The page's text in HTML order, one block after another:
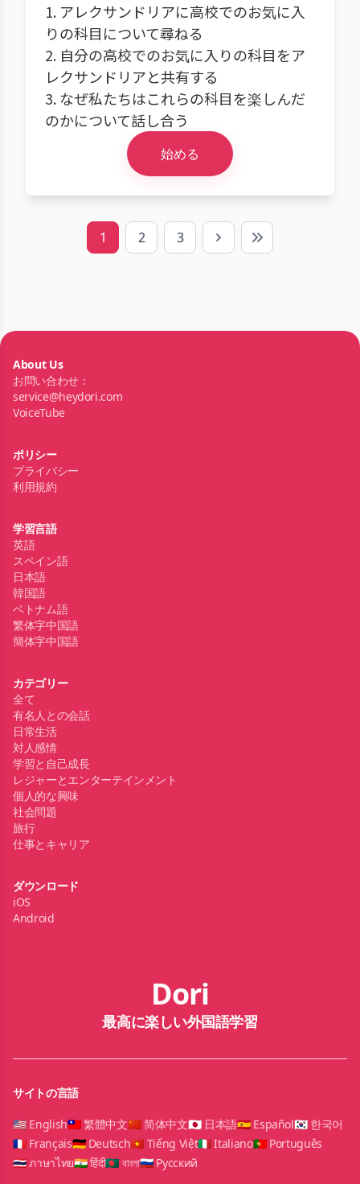
1. アレクサンドリアに高校でのお気に入
りの科目について尋ねる
2. 自分の高校でのお気に入りの科目をア
レクサンドリアと共有する
3. なぜ私たちはこれらの科目を楽しんだ
のかについて話し合う
始める
1 2 3 Next Last
About Us
お問い合わせ：
service@heydori.com
VoiceTube
ポリシー
プライバシー
利用規約
学習言語
英語
スペイン語
日本語
韓国語
ベトナム語
繁体字中国語
簡体字中国語
カテゴリー
全て
有名人との会話
日常生活
対人感情
学習と自己成長
レジャーとエンターテインメント
個人的な興味
社会問題
旅行
仕事とキャリア
ダウンロード
iOS
Android
Dori
最高に楽しい外国語学習
サイトの言語
🇺🇸 English🇹🇼 繁體中文🇨🇳 简体中文🇯🇵 日本語🇪🇸 Español🇰🇷 한국어
🇫🇷 Français🇩🇪 Deutsch🇻🇳 Tiếng Việt🇮🇹 Italiano🇵🇹 Português
🇹🇭 ภาษาไทย🇮🇳 हिंदी🇧🇩 বাংলা🇷🇺 Русский